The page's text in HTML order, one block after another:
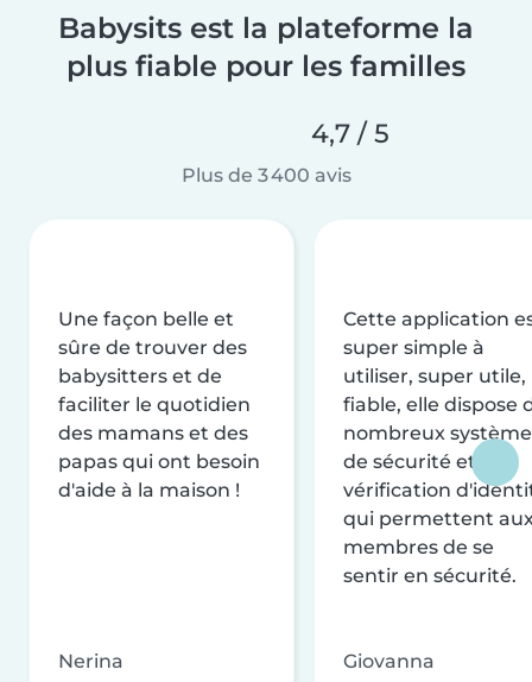
Babysits est la plateforme la
plus fiable pour les familles
4,7 / 5
Plus de 3 400 avis
Une façon belle et
sûre de trouver des
babysitters et de
faciliter le quotidien
des mamans et des
papas qui ont besoin
d'aide à la maison !
Nerina
Cette application
super simple à
utiliser, super utile,
fiable, elle dispose
nombreux
de sécurité et de
vérification
qui permettent
membres de se
sentir en sécurité.
Giovanna